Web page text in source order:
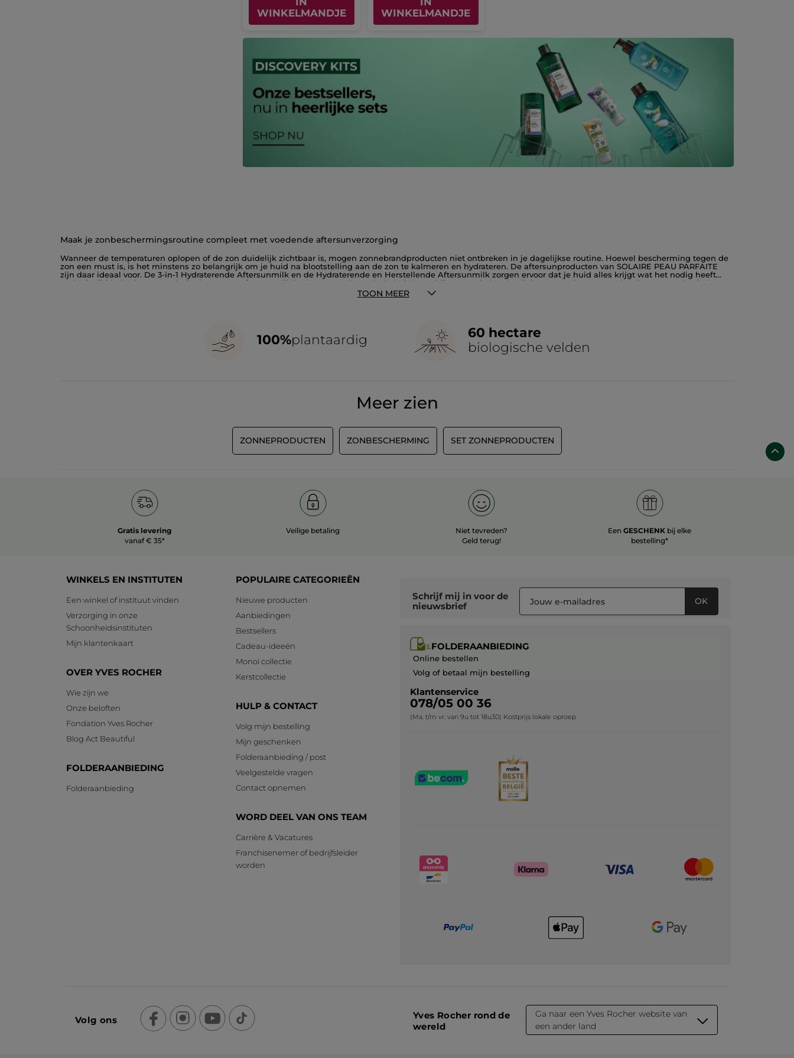
WINKELMANDJE
WINKELMANDJE
Maak je zonbeschermingsroutine compleet met voedende aftersunverzorging
Wanneer de temperaturen oplopen of de zon duidelijk zichtbaar is, mogen zonnebrandproducten niet ontbreken in je dagelijkse routine. Hoewel bescherming tegen de
zon een must is, is het minstens zo belangrijk om je huid na blootstelling aan de zon te kalmeren en hydrateren. De aftersunproducten van SOLAIRE PEAU PARFAITE
zijn daar ideaal voor. De 3-in-1 Hydraterende Aftersunmilk en de Hydraterende en Herstellende Aftersunmilk zorgen ervoor dat je huid alles krijgt wat het nodig heeft
nadat je tijd hebt doorgebracht in de zon. De aftersunmilk hydrateert en herstelt de huid, waarbij eventuele beschadigingen worden verzorgd en jouw zongebruinde
gloed nog mooier uit de verf komt. Wanneer je de aftersunmilk op je huid smeert, zul je direct het verschil merken: het verfrist en zorgt ervoor dat je huid minder
trekkerig aanvoelt. Om ook je gezicht de voeding te geven die het nodig heeft na blootstelling aan de zon, kun je de Verzorgende Anti-Aging Aftersuncrème gebruiken.
TOON MEER
100%plantaardig
60 hectare
biologische velden
Meer zien
ZONNEPRODUCTEN ZONBESCHERMING SET ZONNEPRODUCTEN
Gratis levering
vanaf € 35*
Veilige betaling
Niet tevreden?
Geld terug!
Een GESCHENK bij elke
bestelling*
WINKELS EN INSTITUTEN
Een winkel of instituut vinden
Verzorging in onze
Schoonheidsinstituten
Mijn klantenkaart
OVER YVES ROCHER
Wie zijn we
Onze beloften
Fondation Yves Rocher
Blog Act Beautiful
FOLDERAANBIEDING
Folderaanbieding
POPULAIRE CATEGORIEËN
Nieuwe producten
Aanbiedingen
Bestsellers
Cadeau-ideeën
Monoï collectie
Kerstcollectie
HULP & CONTACT
Volg mijn bestelling
Mijn geschenken
Folderaanbieding / post
Veelgestelde vragen
Contact opnemen
WORD DEEL VAN ONS TEAM
Carrière & Vacatures
Franchisenemer of bedrijfsleider
worden
Schrijf mij in voor de
nieuwsbrief
OK
FOLDERAANBIEDING
Online bestellen
Volg of betaal mijn bestelling
Klantenservice
078/05 00 36
(Ma. t/m vr. van 9u tot 18u30) Kostprijs lokale oproep
Volg ons
Yves Rocher rond de
wereld
Ga naar een Yves Rocher website van
een ander land